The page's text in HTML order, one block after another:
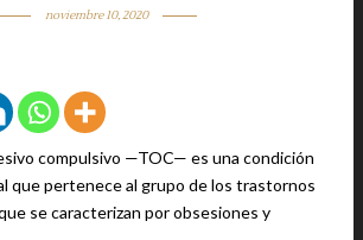
noviembre 10, 2020
compulsivo —TOC— es una condición
que pertenece al grupo de los trastornos
se caracterizan por obsesiones y